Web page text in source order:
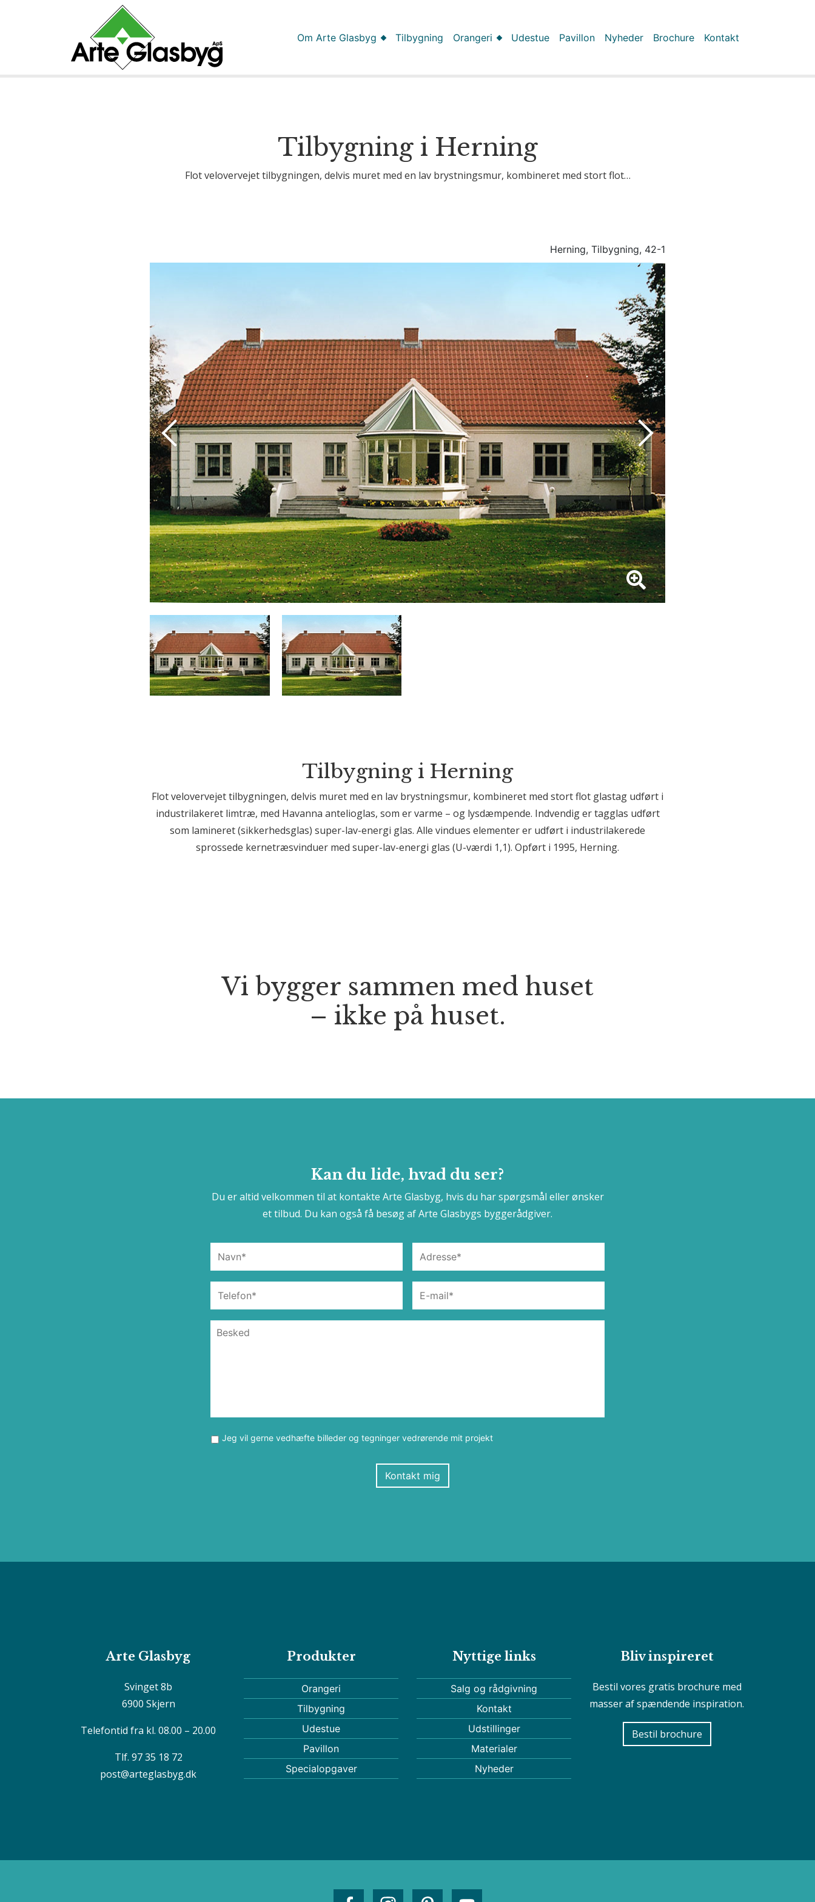
Om Arte Glasbyg Tilbygning Orangeri Udestue Pavillon Nyheder Brochure Kontakt
Tilbygning i Herning
Flot velovervejet tilbygningen, delvis muret med en lav brystningsmur, kombineret med stort flot…
Herning, Tilbygning, 42-1
Tilbygning i Herning
Flot velovervejet tilbygningen, delvis muret med en lav brystningsmur, kombineret med stort flot glastag udført i
industrilakeret limtræ, med Havanna antelioglas, som er varme – og lysdæmpende. Indvendig er tagglas udført
som lamineret (sikkerhedsglas) super-lav-energi glas. Alle vindues elementer er udført i industrilakerede
sprossede kernetræsvinduer med super-lav-energi glas (U-værdi 1,1). Opført i 1995, Herning.
Vi bygger sammen med huset
– ikke på huset.
Kan du lide, hvad du ser?
Du er altid velkommen til at kontakte Arte Glasbyg, hvis du har spørgsmål eller ønsker
et tilbud. Du kan også få besøg af Arte Glasbygs byggerådgiver.
Jeg vil gerne vedhæfte billeder og tegninger vedrørende mit projekt
Kontakt mig
Arte Glasbyg
Svinget 8b
6900 Skjern
Telefontid fra kl. 08.00 – 20.00
Tlf. 97 35 18 72
post@arteglasbyg.dk
Produkter
Orangeri
Tilbygning
Udestue
Pavillon
Specialopgaver
Nyttige links
Salg og rådgivning
Kontakt
Udstillinger
Materialer
Nyheder
Bliv inspireret
Bestil vores gratis brochure med
masser af spændende inspiration.
Bestil brochure